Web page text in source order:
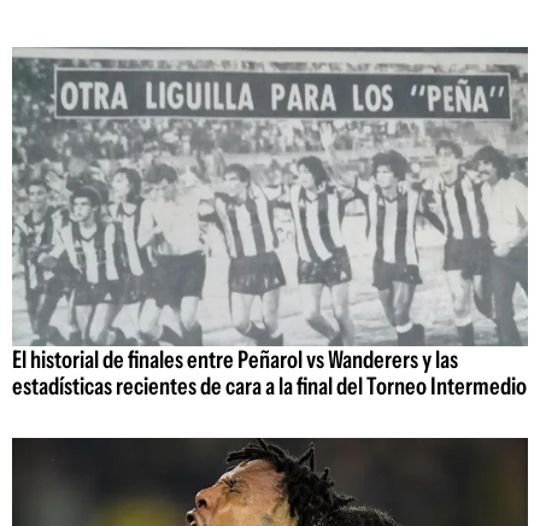
El historial de finales entre Peñarol vs Wanderers y las
estadísticas recientes de cara a la final del Torneo Intermedio